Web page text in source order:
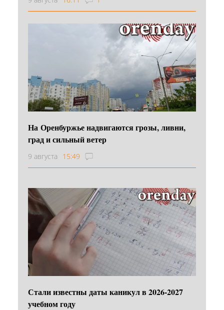
На Оренбуржье надвигаются грозы, ливни,
град и сильный ветер
9 августа 15:49
Стали известны даты каникул в 2026-2027
учебном году